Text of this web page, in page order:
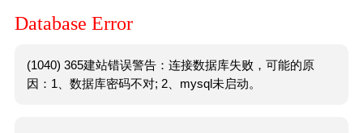
Database Error
(1040) 365建站错误警告：连接数据库失败，可能的原
因：1、数据库密码不对; 2、mysql未启动。